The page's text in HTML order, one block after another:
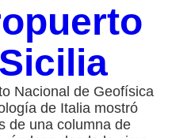
Nacional de Geofísica
de Italia mostró
de una columna de